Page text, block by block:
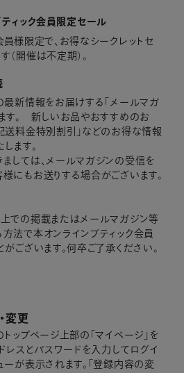
ィック会員限定セール
員様限定で、お得なシークレットセ
（開催は不定期）。
最新情報をお届けする「メールマガ
す。 新しいお品やおすすめのお
送料金特別割引」などのお得な情報
ます。
しては、メールマガジンの受信を
にもお送りする場合がございます。
上での掲載またはメールマガジン等
法で本オンラインブティック会員
ございます。何卒ご了承ください。
変更
ップページ上部の「マイページ」を
レスとパスワードを入力してログイ
ーが表示されます。「登録内容の変